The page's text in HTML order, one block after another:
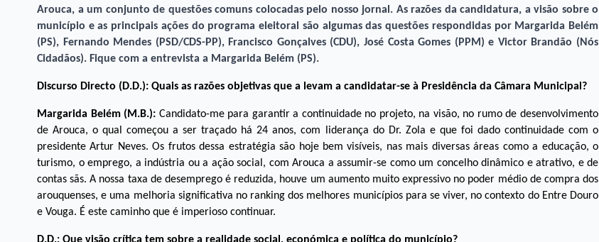
Arouca, a um conjunto de questões comuns colocadas pelo nosso jornal. As razões da candidatura, a visão sobre o
município e as principais ações do programa eleitoral são algumas das questões respondidas por Margarida Belém
(PS), Fernando Mendes (PSD/CDS-PP), Francisco Gonçalves (CDU), José Costa Gomes (PPM) e Victor Brandão (Nós
Cidadãos). Fique com a entrevista a Margarida Belém (PS).
Discurso Directo (D.D.): Quais as razões objetivas que a levam a candidatar-se à Presidência da Câmara Municipal?
Margarida Belém (M.B.): Candidato-me para garantir a continuidade no projeto, na visão, no rumo de desenvolvimento
de Arouca, o qual começou a ser traçado há 24 anos, com liderança do Dr. Zola e que foi dado continuidade com o
presidente Artur Neves. Os frutos dessa estratégia são hoje bem visíveis, nas mais diversas áreas como a educação, o
turismo, o emprego, a indústria ou a ação social, com Arouca a assumir-se como um concelho dinâmico e atrativo, e de
contas sãs. A nossa taxa de desemprego é reduzida, houve um aumento muito expressivo no poder médio de compra dos
arouquenses, e uma melhoria significativa no ranking dos melhores municípios para se viver, no contexto do Entre Douro
e Vouga. É este caminho que é imperioso continuar.
D.D.: Que visão crí­tica tem sobre a realidade social, económica e política do município?